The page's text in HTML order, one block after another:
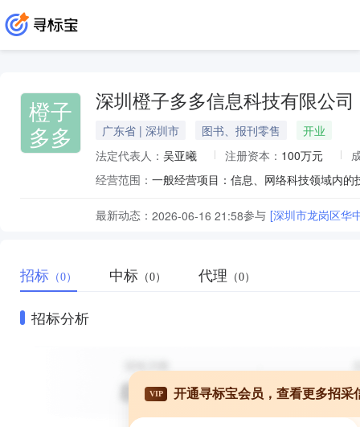
橙子
多多
深圳橙子多多信息科技有限公司
广东省 | 深圳市 图书、报刊零售
开业
法定代表人： 吴亚曦 注册资本： 100万元
经营范围：
最新动态： 2026-06-16 21:58参与 [深圳市龙岗区华
招标 （0） 中标 （0） 代理 （0）
招标分析
VIP 开通寻标宝会员，查看更多招采